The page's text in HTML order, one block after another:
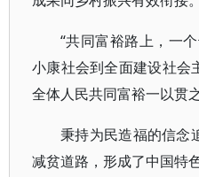
“共同富裕路上，一
小康社会到全面建设社会
全体人民共同富裕一以贯之
秉持为民造福的信念
减贫道路，形成了中国特